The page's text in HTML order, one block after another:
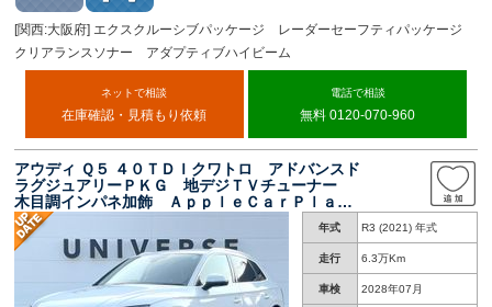
[関西:大阪府] エクスクルーシブパッケージ レーダーセーフティパッケージ
クリアランスソナー アダプティブハイビーム
ネットで相談
在庫確認・見積もり依頼
電話で相談
無料 0120-070-960
アウディ Ｑ５ ４０ＴＤＩクワトロ アドバンスド
ラグジュアリーＰＫＧ 地デジＴＶチューナー
木目調インパネ加飾 ＡｐｐｌｅＣａｒＰｌａ
ｙ 黒革 アダプティブクルコン 全周囲カメ
ラ 全席シートヒーター パワーバックドア Ｌ
ＥＤヘッド ＥＴＣ 禁煙車
年式 R3 (2021) 年式
走行 6.3万Km
車検 2028年07月